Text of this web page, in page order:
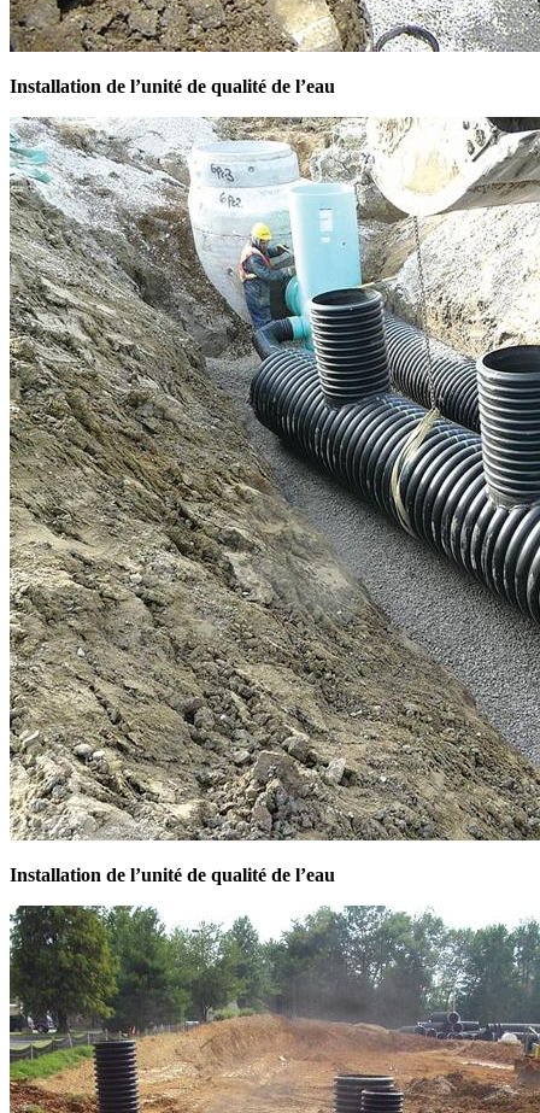
Installation de l’unité de qualité de l’eau
Installation de l’unité de qualité de l’eau